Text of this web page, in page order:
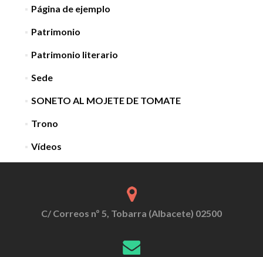
Página de ejemplo
Patrimonio
Patrimonio literario
Sede
SONETO AL MOJETE DE TOMATE
Trono
Vídeos
C/ Correos nº 5, Tobarra (Albacete) 02500